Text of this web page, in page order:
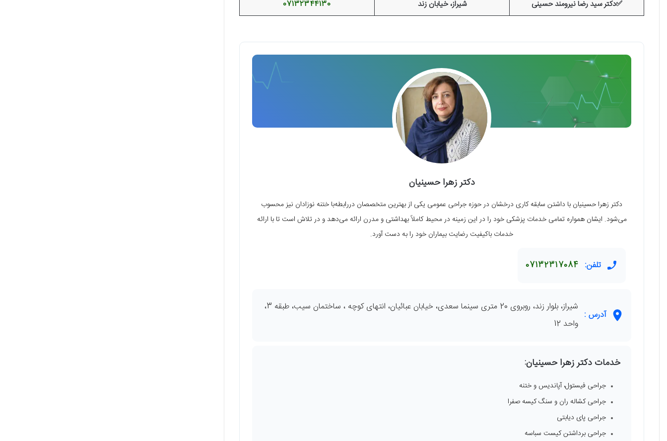
✅دکتر سید رضا نیرومند حسینی
شیراز، خیابان زند 07132344130
دکتر زهرا حسینیان
دکتر زهرا حسینیان با داشتن سابقه کاری درخشان در حوزه جراحی عمومی یکی از بهترین متخصصان دررابطه‌با ختنه نوزادان نیز محسوب
می‌شود. ایشان همواره تمامی خدمات پزشکی خود را در این زمینه در محیط کاملاً بهداشتی و مدرن ارائه می‌دهد و در تلاش است تا با ارائه
خدمات باکیفیت رضایت بیماران خود را به دست آورد.
تلفن: 07132317084
آدرس :
شیراز، بلوار زند، روبروی 20 متری سینما سعدی، خیابان عبائیان، انتهای کوچه ، ساختمان سیب، طبقه 3،
واحد 12
خدمات دکتر زهرا حسینیان:
جراحی فیستول، آپاندیس و ختنه
جراحی کشاله ران و سنگ کیسه صفرا
جراحی پای دیابتی
جراحی برداشتن کیست سباسه